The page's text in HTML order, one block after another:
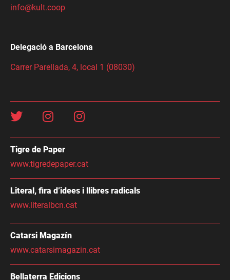
info@kult.coop
Delegació a Barcelona
Carrer Parellada, 4, local 1 (08030)
Tigre de Paper
www.tigredepaper.cat
Literal, fira d’idees i llibres radicals
www.literalbcn.cat
Catarsi Magazín
www.catarsimagazin.cat
Bellaterra Edicions